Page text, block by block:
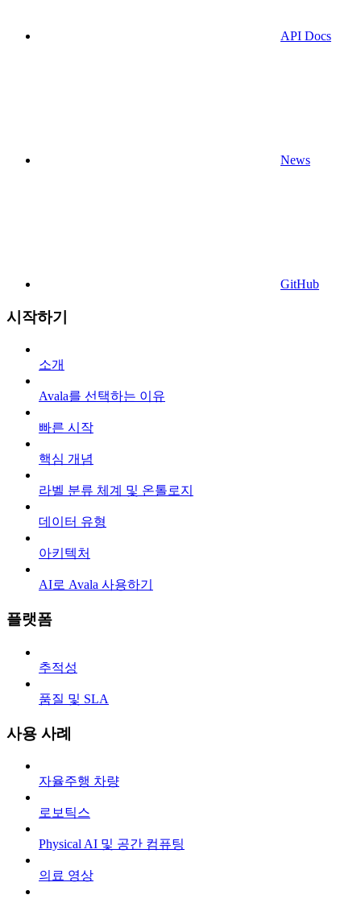
API Docs
News
GitHub
시작하기
소개
Avala를 선택하는 이유
빠른 시작
핵심 개념
라벨 분류 체계 및 온톨로지
데이터 유형
아키텍처
AI로 Avala 사용하기
플랫폼
추적성
품질 및 SLA
사용 사례
자율주행 차량
로보틱스
Physical AI 및 공간 컴퓨팅
의료 영상